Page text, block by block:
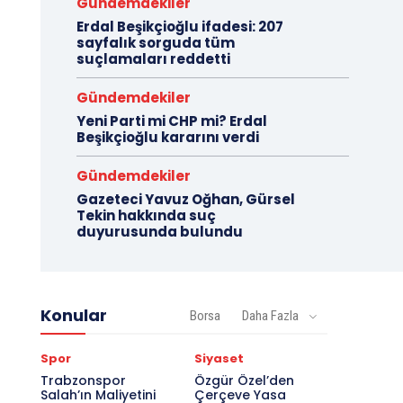
Erdal Beşikçioğlu ifadesi: 207
sayfalık sorguda tüm
suçlamaları reddetti
Gündemdekiler
Yeni Parti mi CHP mi? Erdal
Beşikçioğlu kararını verdi
Gündemdekiler
Gazeteci Yavuz Oğhan, Gürsel
Tekin hakkında suç
duyurusunda bulundu
Konular Borsa Daha Fazla
Spor
Trabzonspor
Salah’ın Maliyetini
Siyaset
Özgür Özel’den
Çerçeve Yasa